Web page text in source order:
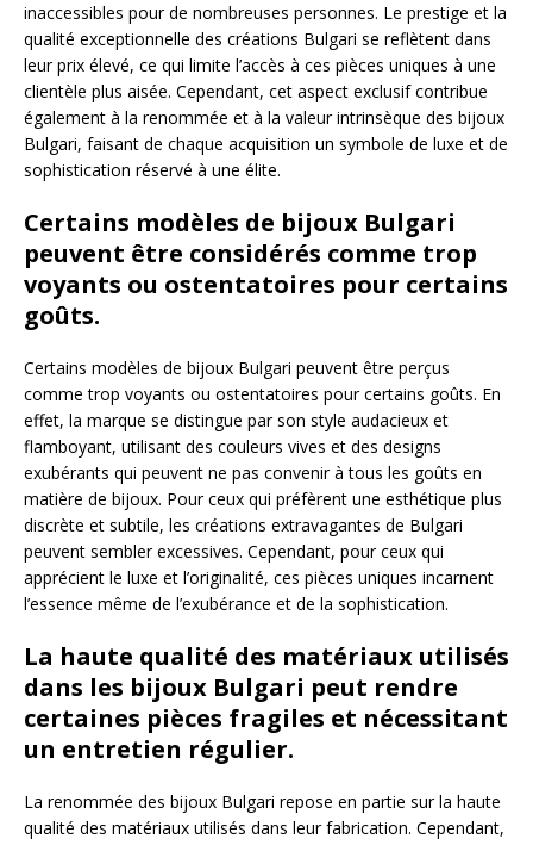
inaccessibles pour de nombreuses personnes. Le prestige et la
qualité exceptionnelle des créations Bulgari se reflètent dans
leur prix élevé, ce qui limite l’accès à ces pièces uniques à une
clientèle plus aisée. Cependant, cet aspect exclusif contribue
également à la renommée et à la valeur intrinsèque des bijoux
Bulgari, faisant de chaque acquisition un symbole de luxe et de
sophistication réservé à une élite.
Certains modèles de bijoux Bulgari
peuvent être considérés comme trop
voyants ou ostentatoires pour certains
goûts.
Certains modèles de bijoux Bulgari peuvent être perçus
comme trop voyants ou ostentatoires pour certains goûts. En
effet, la marque se distingue par son style audacieux et
flamboyant, utilisant des couleurs vives et des designs
exubérants qui peuvent ne pas convenir à tous les goûts en
matière de bijoux. Pour ceux qui préfèrent une esthétique plus
discrète et subtile, les créations extravagantes de Bulgari
peuvent sembler excessives. Cependant, pour ceux qui
apprécient le luxe et l’originalité, ces pièces uniques incarnent
l’essence même de l’exubérance et de la sophistication.
La haute qualité des matériaux utilisés
dans les bijoux Bulgari peut rendre
certaines pièces fragiles et nécessitant
un entretien régulier.
La renommée des bijoux Bulgari repose en partie sur la haute
qualité des matériaux utilisés dans leur fabrication. Cependant,